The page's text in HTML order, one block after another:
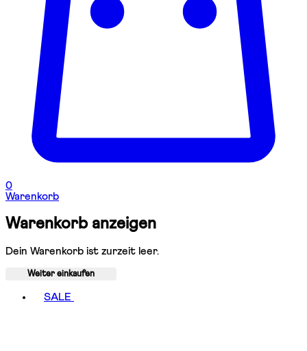
0
Warenkorb
Warenkorb anzeigen
Dein Warenkorb ist zurzeit leer.
Weiter einkaufen
SALE